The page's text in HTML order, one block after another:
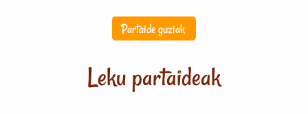
Partaide guziak
Leku partaideak